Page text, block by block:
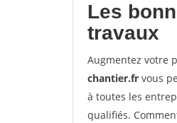
Les
travaux
Augmentez votre
chantier.fr vous
à toutes les
qualifiés.